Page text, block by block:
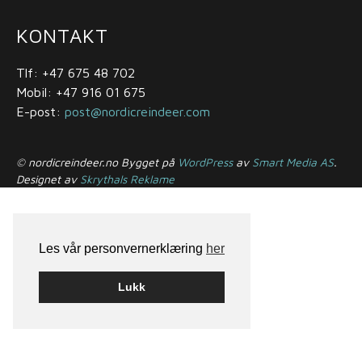
Les vår personvernerklæring her
Lukk
KONTAKT
Tlf: +47 675 48 702
Mobil: +47 916 01 675
E-post: post@nordicreindeer.com
© nordicreindeer.no Bygget på WordPressav Smart Media AS.
Designet av Skrythals Reklame